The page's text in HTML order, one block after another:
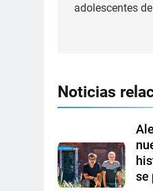
adolescentes
Noticias
se